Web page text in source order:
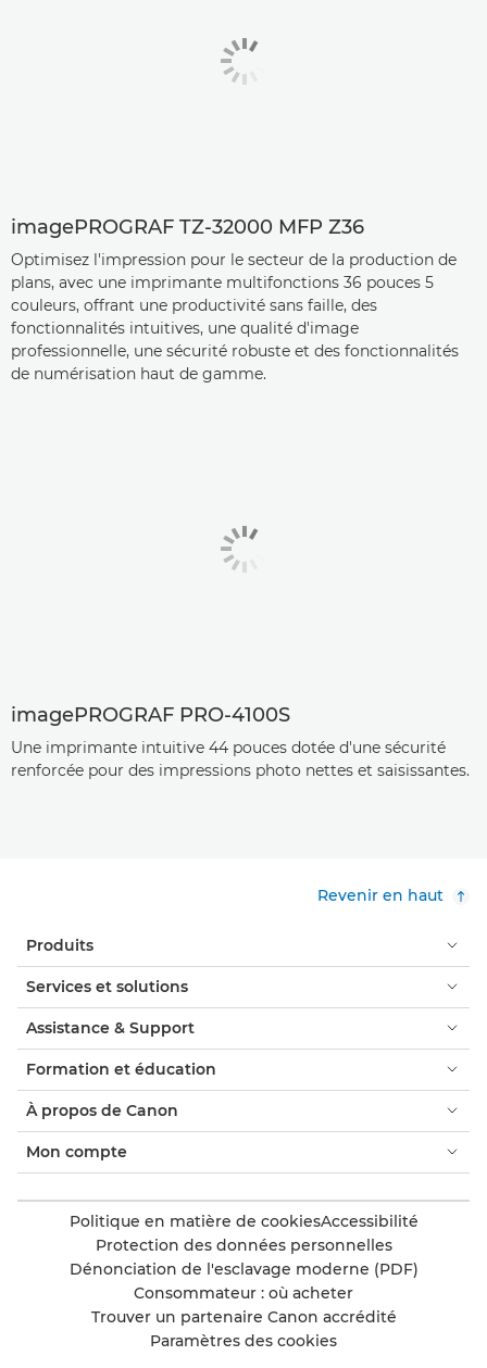
imagePROGRAF TZ-32000 MFP Z36
Optimisez l'impression pour le secteur de la production de
plans, avec une imprimante multifonctions 36 pouces 5
couleurs, offrant une productivité sans faille, des
fonctionnalités intuitives, une qualité d'image
professionnelle, une sécurité robuste et des fonctionnalités
de numérisation haut de gamme.
imagePROGRAF PRO-4100S
Une imprimante intuitive 44 pouces dotée d'une sécurité
renforcée pour des impressions photo nettes et saisissantes.
Revenir en haut
Produits
Services et solutions
Assistance & Support
Formation et éducation
À propos de Canon
Mon compte
Politique en matière de cookiesAccessibilité
Protection des données personnelles
Dénonciation de l'esclavage moderne (PDF)
Consommateur : où acheter
Trouver un partenaire Canon accrédité
Paramètres des cookies